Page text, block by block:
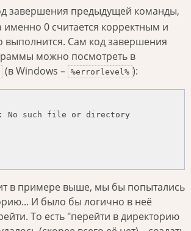
завершения предыдущей команды,
именно 0 считается корректным и
выполнится. Сам код завершения
можно посмотреть в
(в Windows – %errorlevel% ):
No such file or directory
в примере выше, мы бы попытались
И было бы логично в неё
То есть "перейти в директорию